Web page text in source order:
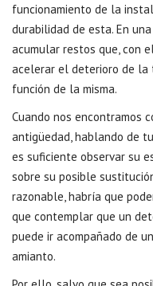
funcionamiento de la
durabilidad de esta. En
acumular restos que, con
acelerar el deterioro de la
función de la misma.
Cuando nos encontramos
antigüedad, hablando de
es suficiente observar su
sobre su posible
razonable, habría que
que contemplar que un
puede ir acompañado de
amianto.